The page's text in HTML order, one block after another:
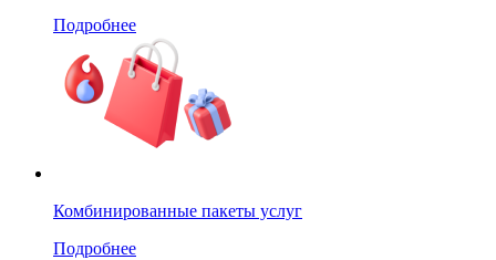
Подробнее
Комбинированные пакеты услуг
Подробнее